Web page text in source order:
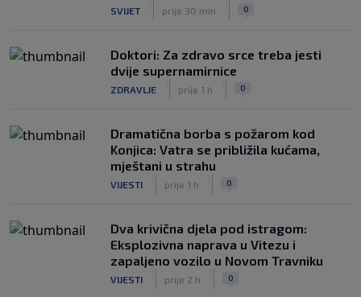
SVIJET prije 30 min 0
Doktori: Za zdravo srce treba jesti
dvije supernamirnice
ZDRAVLJE prije 1 h 0
Dramatična borba s požarom kod
Konjica: Vatra se približila kućama,
mještani u strahu
VIJESTI prije 1 h 0
Dva krivična djela pod istragom:
Eksplozivna naprava u Vitezu i
zapaljeno vozilo u Novom Travniku
VIJESTI prije 2 h 0